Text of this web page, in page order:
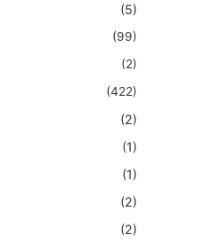
(5)
(99)
(2)
(422)
(2)
(1)
(1)
(2)
(2)